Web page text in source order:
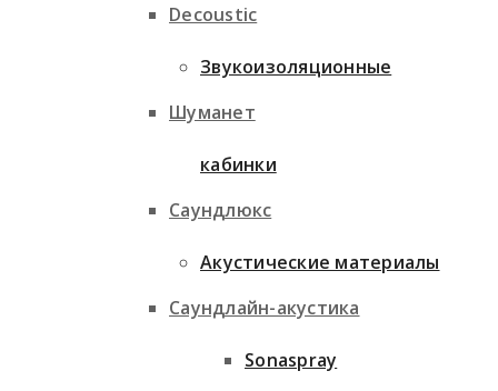
Decoustic
Шуманет
Саундлюкс
Саундлайн-акустика
Звукоизоляционные
кабинки
Акустические материалы
Sonaspray